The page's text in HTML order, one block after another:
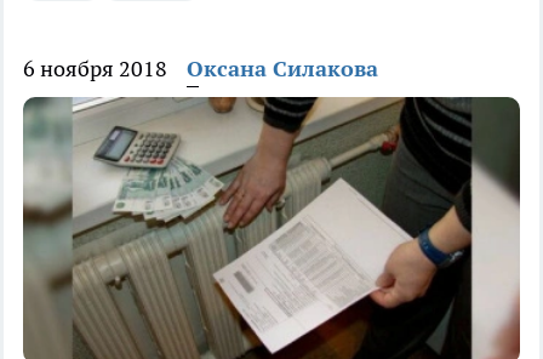
6 ноября 2018 Оксана Силакова